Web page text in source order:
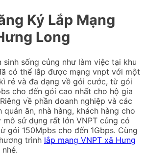
Ký Lắp Mạng
Long
sinh sống củng như làm việc tại khu
có thể lắp được mạng vnpt với một
rẻ và đa dạng về gói cước, từ gói
cho đến gói cao nhất cho hộ gia
về phần doanh nghiệp và các
quán ăn, nhà hàng, khách hàng cho
sử dụng rất lớn VNPT củng có
gói 150Mpbs cho đến 1Gbps. Cùng
trình lắp mạng VNPT xã Hưng